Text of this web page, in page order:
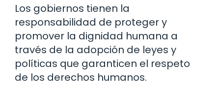
Los gobiernos tienen la
responsabilidad de proteger y
promover la dignidad humana a
través de la adopción de leyes y
políticas que garanticen el respeto
de los derechos humanos.